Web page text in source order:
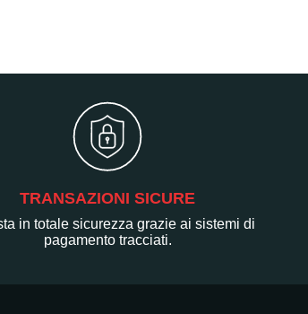
TRANSAZIONI SICURE
in totale sicurezza grazie ai sistemi di
pagamento tracciati.